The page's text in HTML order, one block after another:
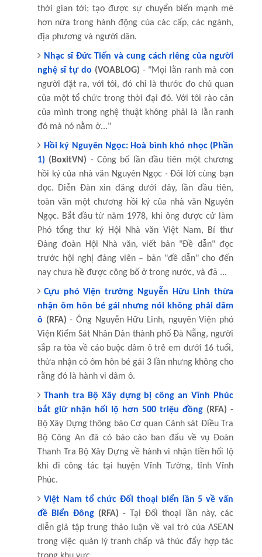
thời gian tới; tạo được sự chuyển biến mạnh mẽ
hơn nữa trong hành động của các cấp, các ngành,
địa phương và người dân.
Nhạc sĩ Đức Tiến và cung cách riêng của người
nghệ sĩ tự do (VOABLOG) - "Mọi lằn ranh mà con
người đặt ra, với tôi, đó chỉ là thước đo chủ quan
của một tổ chức trong thời đại đó. Với tôi rào cản
của mình trong nghệ thuật không phải là lằn ranh
đó mà nó nằm ở..."
Hồi ký Nguyên Ngọc: Hoà bình khó nhọc (Phần
1) (BoxitVN) - Công bố lần đầu tiên một chương
hồi ký của nhà văn Nguyên Ngọc - Đôi lời cùng bạn
đọc. Diễn Đàn xin đăng dưới đây, lần đầu tiên,
toàn văn một chương hồi ký của nhà văn Nguyên
Ngọc. Bắt đầu từ năm 1978, khi ông được cử làm
Phó tổng thư ký Hội Nhà văn Việt Nam, Bí thư
Đảng đoàn Hội Nhà văn, viết bản "Đề dẫn" đọc
trước hội nghị đảng viên – bản "đề dẫn" cho đến
nay chưa hề được công bố ở trong nước, và đã ...
Cựu phó Viện trưởng Nguyễn Hữu Linh thừa
nhận ôm hôn bé gái nhưng nói không phải dâm
ô (RFA) - Ông Nguyễn Hữu Linh, nguyên Viện phó
Viện Kiểm Sát Nhân Dân thành phố Đà Nẵng, người
sắp ra tòa về cáo buộc dâm ô trẻ em dưới 16 tuổi,
thừa nhận có ôm hôn bé gái 3 lần nhưng không cho
rằng đó là hành vi dâm ô.
Thanh tra Bộ Xây dựng bị công an Vĩnh Phúc
bắt giữ nhận hối lộ hơn 500 triệu đồng (RFA) -
Bộ Xây Dựng thông báo Cơ quan Cảnh sát Điều Tra
Bộ Công An đã có báo cáo ban đẩu về vụ Đoàn
Thanh Tra Bộ Xây Dựng về hành vi nhận tiền hối lộ
khi đi công tác tại huyện Vĩnh Tường, tỉnh Vĩnh
Phúc.
Việt Nam tổ chức Đối thoại biển lần 5 về vấn
đề Biển Đông(RFA) - Tại Đối thoại lần này, các
diễn giả tập trung thảo luận về vai trò của ASEAN
trong việc quản lý tranh chấp và thúc đẩy hợp tác